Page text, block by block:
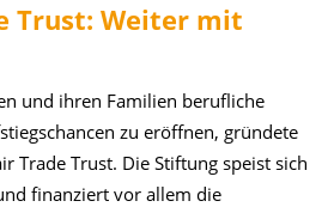
Trust: Weiter mit
und ihren Familien berufliche
zu eröffnen, gründete
Trade Trust. Die Stiftung speist sich
finanziert vor allem die